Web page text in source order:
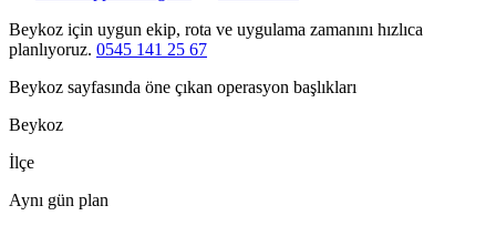
Beykoz için uygun ekip, rota ve uygulama zamanını hızlıca
planlıyoruz. 0545 141 25 67
Beykoz sayfasında öne çıkan operasyon başlıkları
Beykoz
İlçe
Aynı gün plan